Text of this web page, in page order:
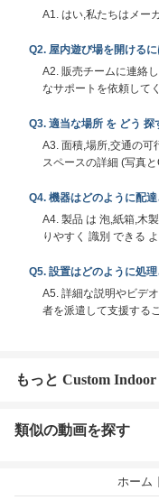
A1. はい,私たちはメー
Q2. 屋内遊び場を開ける
A2. 販売チームに連絡
なサポートを依頼して
Q3. 適当な場所 を どう 探
A3. 面積,場所,交通の可
スペースの詳細 (写真
Q4. 機器はどのように配
A4. 製品 は 泡,紙箱,木
りやすく 識別 できる
Q5. 設置はどのように処
A5. 詳細な説明やビデ
者を派遣して支援する
もっと Custom
類似の動画を探す
ホーム